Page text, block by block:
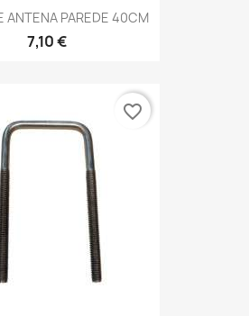
ANTENA PAREDE 40CM
7,10 €
favorite_border